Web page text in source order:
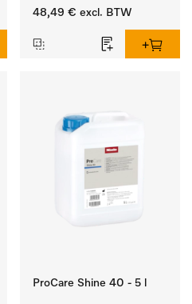
machinale reiniging van
gerei.
48,49 € excl. BTW
ProCare Shine 40 - 5 l